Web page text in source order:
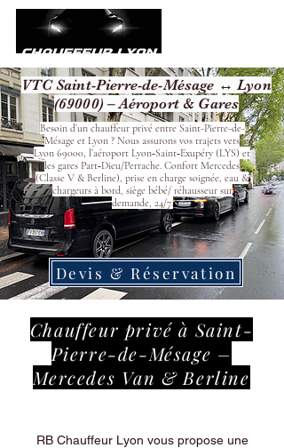
VTC Saint-Pierre-de-Mésage ↔ Lyon
(69000) – Aéroport & Gares
Besoin d’un chauffeur privé entre Saint-Pierre-de-
Mésage et Lyon ? Nous assurons vos trajets vers
Lyon 69000, l’aéroport Lyon‑Saint‑Exupéry (LYS) et
les gares Part‑Dieu/Perrache. Confort Mercedes
(Classe V & Berline), prise en charge soignée, eau &
chargeurs à bord, siège bébé/ réhausseur sur
demande, 24/7.
Devis & Réservation
Chauffeur privé à Saint-
Pierre-de-Mésage –
Mercedes Van & Berline
RB Chauffeur Lyon vous propose une